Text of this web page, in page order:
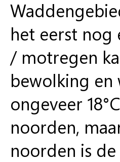
het eerst
/ motregen
bewolking
ongeveer
noorden,
noorden is